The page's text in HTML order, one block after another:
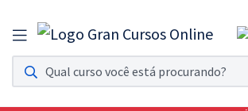
Assinatura Ilimitada 11
Acesso a todos os cursos. Teste grátis por 7 dias!